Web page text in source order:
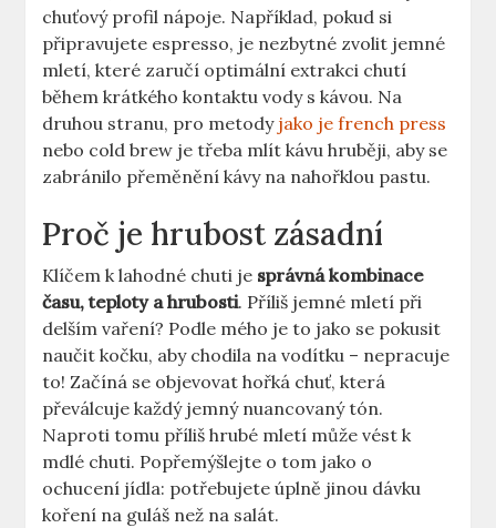
chuťový profil nápoje. Například, pokud ⁢si
připravujete espresso, je nezbytné zvolit ‍jemné
mletí, které zaručí optimální extrakci chutí
během krátkého kontaktu vody s kávou. Na
druhou stranu, pro metody jako je french press
nebo cold brew je třeba mlít kávu hruběji, aby se
zabránilo přeměnění kávy na nahořklou pastu.
Proč je hrubost zásadní
Klíčem k lahodné chuti je správná kombinace
času, teploty⁢ a hrubosti. Příliš jemné mletí při
delším vaření? Podle mého je to ‌jako se pokusit
naučit kočku, aby chodila⁢ na vodítku‍ – nepracuje
​to! Začíná se objevovat hořká ‍chuť, která
⁢převálcuje každý jemný nuancovaný tón.
Naproti tomu příliš hrubé ⁣mletí může vést k
mdlé chuti. Popřemýšlejte o⁤ tom jako o
ochucení jídla: potřebujete úplně jinou dávku
koření na ​guláš ​než na salát.